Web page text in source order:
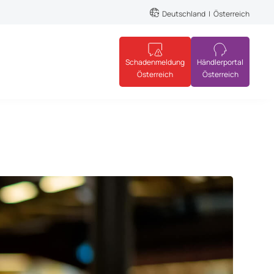
Deutschland Österreich
Händlerportal
Österreich
Schadenmeldung
Österreich